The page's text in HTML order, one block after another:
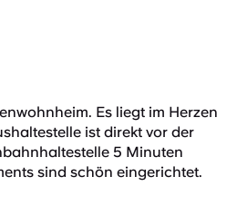
Es liegt im Herzen
ist direkt vor der
5 Minuten
sind schön eingerichtet.